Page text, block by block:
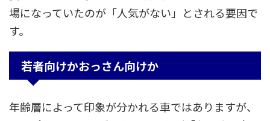
場になっていたのが「人気がない」とされる要因で
す。
若者向けかおっさん向けか
年齢層によって印象が分かれる車ではありますが、